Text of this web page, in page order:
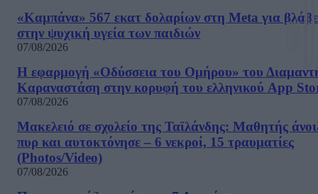
«Καμπάνα» 567 εκατ δολαρίων στη Meta για
στην ψυχική υγεία των παιδιών
07/08/2026
Η εφαρμογή «Οδύσσεια του Ομήρου» του
Καραναστάση στην κορυφή του ελληνικού App
07/08/2026
Μακελειό σε σχολείο της Ταϊλάνδης: Μαθητής
πυρ και αυτοκτόνησε – 6 νεκροί, 15 τραυματίες
(Photos/Video)
07/08/2026